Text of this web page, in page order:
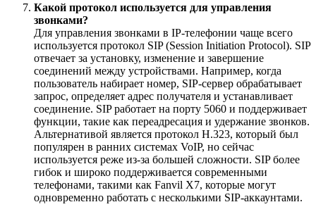
Какой протокол используется для управления
звонками?
Для управления звонками в IP-телефонии чаще всего
используется протокол SIP (Session Initiation Protocol). SIP
отвечает за установку, изменение и завершение
соединений между устройствами. Например, когда
пользователь набирает номер, SIP-сервер обрабатывает
запрос, определяет адрес получателя и устанавливает
соединение. SIP работает на порту 5060 и поддерживает
функции, такие как переадресация и удержание звонков.
Альтернативой является протокол H.323, который был
популярен в ранних системах VoIP, но сейчас
используется реже из-за большей сложности. SIP более
гибок и широко поддерживается современными
телефонами, такими как Fanvil X7, которые могут
одновременно работать с несколькими SIP-аккаунтами.